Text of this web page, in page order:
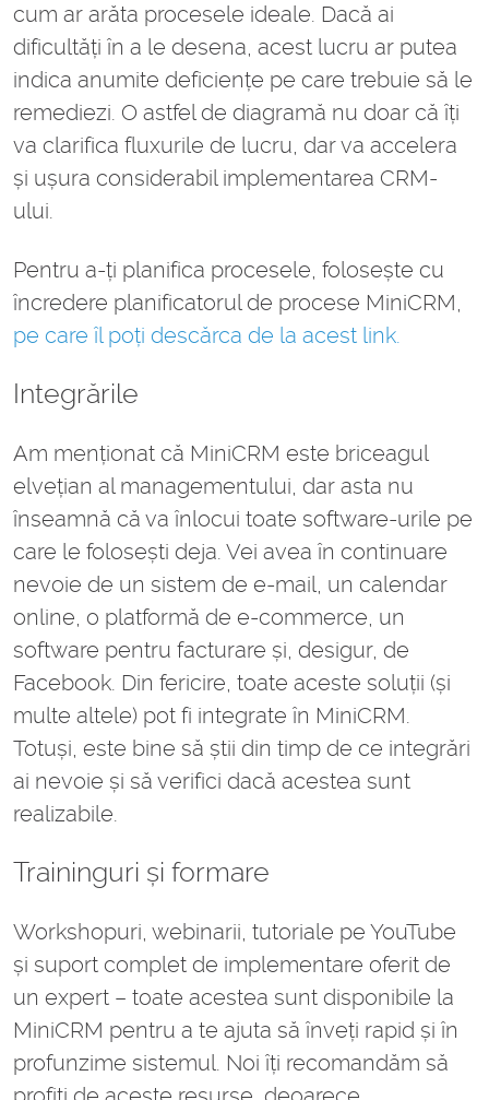
cum ar arăta procesele ideale. Dacă ai
dificultăți în a le desena, acest lucru ar putea
indica anumite deficiențe pe care trebuie să le
remediezi. O astfel de diagramă nu doar că îți
va clarifica fluxurile de lucru, dar va accelera
și ușura considerabil implementarea CRM-
ului.
Pentru a-ți planifica procesele, folosește cu
încredere planificatorul de procese MiniCRM,
pe care îl poți descărca de la acest link.
Integrările
Am menționat că MiniCRM este briceagul
elvețian al managementului, dar asta nu
înseamnă că va înlocui toate software-urile pe
care le folosești deja. Vei avea în continuare
nevoie de un sistem de e-mail, un calendar
online, o platformă de e-commerce, un
software pentru facturare și, desigur, de
Facebook. Din fericire, toate aceste soluții (și
multe altele) pot fi integrate în MiniCRM.
Totuși, este bine să știi din timp de ce integrări
ai nevoie și să verifici dacă acestea sunt
realizabile.
Traininguri și formare
Workshopuri, webinarii, tutoriale pe YouTube
și suport complet de implementare oferit de
un expert – toate acestea sunt disponibile la
MiniCRM pentru a te ajuta să înveți rapid și în
profunzime sistemul. Noi îți recomandăm să